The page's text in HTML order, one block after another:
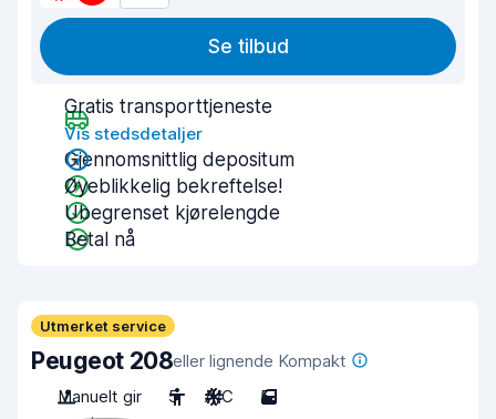
Se tilbud
Gratis transporttjeneste
Vis stedsdetaljer
Gjennomsnittlig depositum
Øyeblikkelig bekreftelse!
Ubegrenset kjørelengde
Betal nå
Utmerket service
Peugeot 208eller lignende Kompakt
Manuelt gir
5 A/C 5